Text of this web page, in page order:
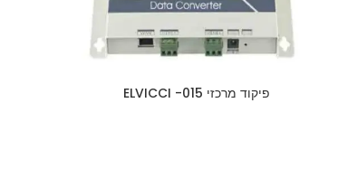
פיקוד מרכזי 015- ELVICCI